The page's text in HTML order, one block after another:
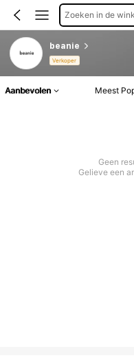
Zoeken in de
beanie
Verkoper
Aanbevolen Meest
Geen
Gelieve een